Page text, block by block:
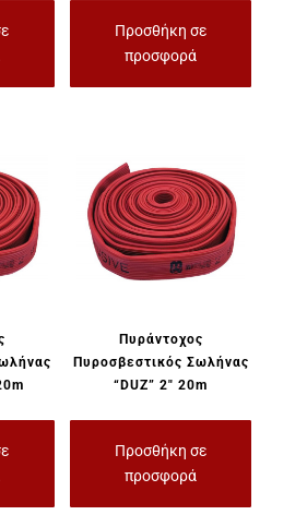
Προσθήκη σε
προσφορά
Πυράντοχος
Πυροσβεστικός Σωλήνας
“DUZ” 2″ 20m
Προσθήκη σε
προσφορά